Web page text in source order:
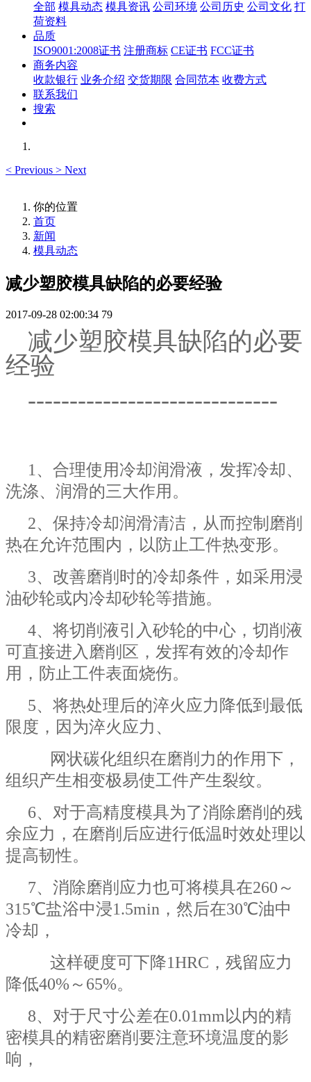
全部 模具动态 模具资讯 公司环境 公司历史 公司文化 打
荷资料
品质
ISO9001:2008证书 注册商标 CE证书 FCC证书
商务内容
收款银行 业务介绍 交货期限 合同范本 收费方式
联系我们
搜索
< Previous > Next
你的位置
首页
新闻
模具动态
减少塑胶模具缺陷的必要经验
2017-09-28 02:00:34 79
减少塑胶模具缺陷的必要
经验
------------------------------
1、合理使用冷却润滑液，发挥冷却、
洗涤、润滑的三大作用。
2、保持冷却润滑清洁，从而控制磨削
热在允许范围内，以防止工件热变形。
3、改善磨削时的冷却条件，如采用浸
油砂轮或内冷却砂轮等措施。
4、将切削液引入砂轮的中心，切削液
可直接进入磨削区，发挥有效的冷却作
用，防止工件表面烧伤。
5、将热处理后的淬火应力降低到最低
限度，因为淬火应力、
网状碳化组织在磨削力的作用下，
组织产生相变极易使工件产生裂纹。
6、对于高精度模具为了消除磨削的残
余应力，在磨削后应进行低温时效处理以
提高韧性。
7、消除磨削应力也可将模具在260～
315℃盐浴中浸1.5min，然后在30℃油中
冷却，
这样硬度可下降1HRC，残留应力
降低40%～65%。
8、对于尺寸公差在0.01mm以内的精
密模具的精密磨削要注意环境温度的影
响，